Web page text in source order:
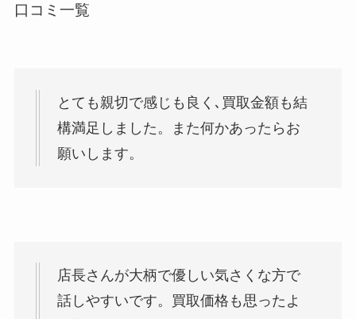
口コミ一覧
とても親切で感じも良く､買取金額も結
構満足しました。また何かあったらお
願いします。
店長さんが大柄で優しい気さくな方で
話しやすいです。買取価格も思ったよ